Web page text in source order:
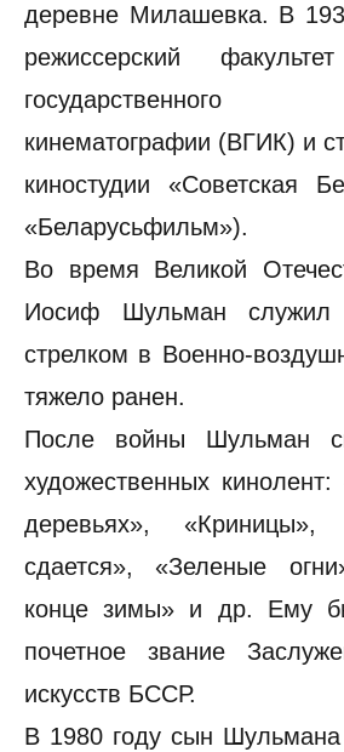
деревне Милашевка. В
режиссерский
государственного
кинематографии (ВГИК) и
киностудии «Советская
«Беларусьфильм»).
Во время Великой
Иосиф Шульман
стрелком в Военно-
тяжело ранен.
После войны Шульман
художественных
деревьях»,
сдается», «Зеленые
конце зимы» и др. Ему
почетное звание
искусств БССР.
В 1980 году сын Шульмана